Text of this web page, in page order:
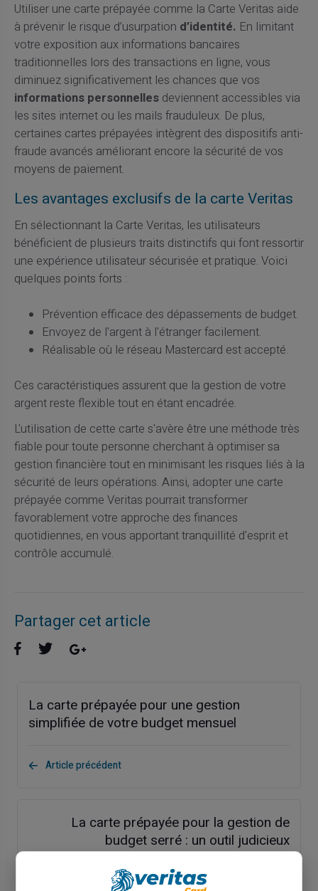
Utiliser une carte prépayée comme la Carte Veritas aide
à prévenir le risque d’usurpation d’identité. En limitant
votre exposition aux informations bancaires
traditionnelles lors des transactions en ligne, vous
diminuez significativement les chances que vos
informations personnellesdeviennent accessibles via
les sites internet ou les mails frauduleux. De plus,
certaines cartes prépayées intègrent des dispositifs anti-
fraude avancés améliorant encore la sécurité de vos
moyens de paiement.
Les avantages exclusifs de la carte Veritas
En sélectionnant la Carte Veritas, les utilisateurs
bénéficient de plusieurs traits distinctifs qui font ressortir
une expérience utilisateur sécurisée et pratique. Voici
quelques points forts :
Prévention efficace des dépassements de budget.
Envoyez de l'argent à l'étranger facilement.
Réalisable où le réseau Mastercard est accepté.
Ces caractéristiques assurent que la gestion de votre
argent reste flexible tout en étant encadrée.
L'utilisation de cette carte s'avère être une méthode très
fiable pour toute personne cherchant à optimiser sa
gestion financière tout en minimisant les risques liés à la
sécurité de leurs opérations. Ainsi, adopter une carte
prépayée comme Veritas pourrait transformer
favorablement votre approche des finances
quotidiennes, en vous apportant tranquillité d'esprit et
contrôle accumulé.
Partager cet article
La carte prépayée pour une gestion
simplifiée de votre budget mensuel
Article précédent
La carte prépayée pour la gestion de
budget serré : un outil judicieux